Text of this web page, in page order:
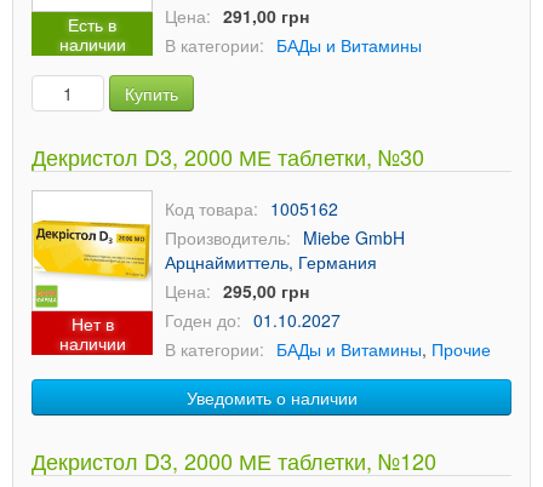
Есть в
наличии
Цена: 291,00 грн
В категории: БАДы и Витамины
Купить
Декристол D3, 2000 МЕ таблетки, №30
Нет в
наличии
Код товара: 1005162
Производитель: Miebe GmbH
Арцнаймиттель, Германия
Цена: 295,00 грн
Годен до: 01.10.2027
В категории: БАДы и Витамины, Прочие
Уведомить о наличии
Декристол D3, 2000 МЕ таблетки, №120